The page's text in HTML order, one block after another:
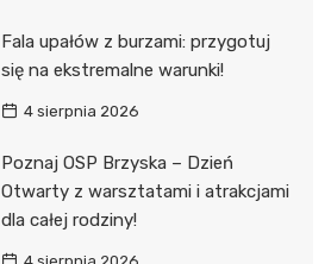
Fala upałów z burzami: przygotuj
się na ekstremalne warunki!
4 sierpnia 2026
Poznaj OSP Brzyska – Dzień
Otwarty z warsztatami i atrakcjami
dla całej rodziny!